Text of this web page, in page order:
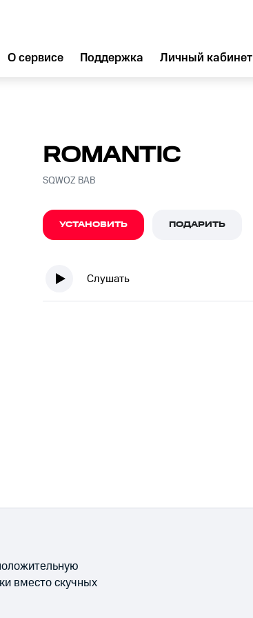
О сервисе Поддержка Личный кабинет
ROMANTIC
SQWOZ BAB
УСТАНОВИТЬ ПОДАРИТЬ
Слушать
вместо скучных